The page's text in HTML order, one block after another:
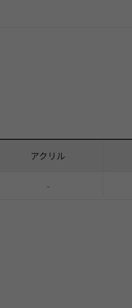
アクリル
-